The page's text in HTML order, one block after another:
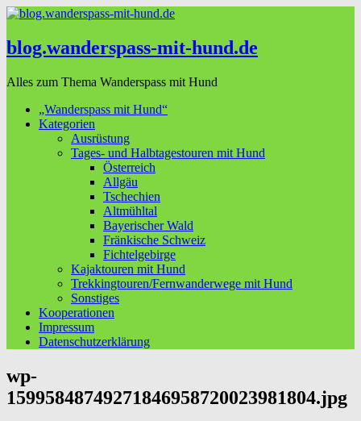
blog.wanderspass-mit-hund.de
Alles zum Thema Wanderspass mit Hund
„Wanderspass mit Hund“
Kategorien
Ausrüstung
Tages- und Halbtagestouren mit Hund
Österreich
Allgäu
Tschechien
Altmühltal
Bayerischer Wald
Fränkische Schweiz
Fichtelgebirge
Kajaktouren mit Hund
Trekkingtouren/Fernwanderwege mit Hund
Sonstiges
Kooperationen
Impressum
Datenschutzerklärung
wp-
15995848749271846958720023981804.jpg